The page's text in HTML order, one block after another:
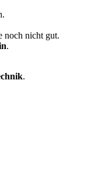
noch nicht gut.
.
.